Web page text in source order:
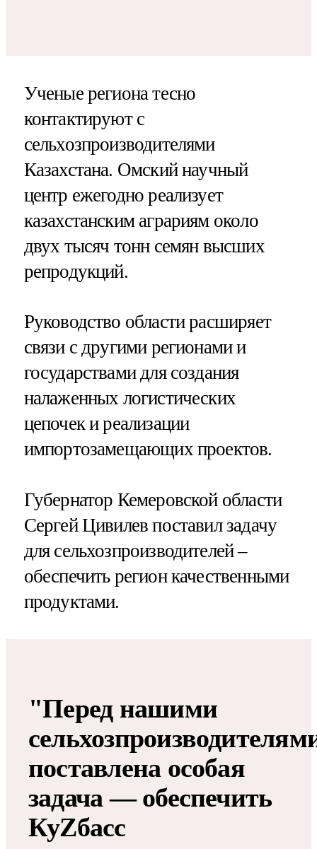
Ученые региона тесно
контактируют с
сельхозпроизводителями
Казахстана. Омский научный
центр ежегодно реализует
казахстанским аграриям около
двух тысяч тонн семян высших
репродукций.
Руководство области расширяет
связи с другими регионами и
государствами для создания
налаженных логистических
цепочек и реализации
импортозамещающих проектов.
Губернатор Кемеровской области
Сергей Цивилев поставил задачу
для сельхозпроизводителей –
обеспечить регион качественными
продуктами.
"Перед нашими
поставлена особая
задача — обеспечить
КуZбасс